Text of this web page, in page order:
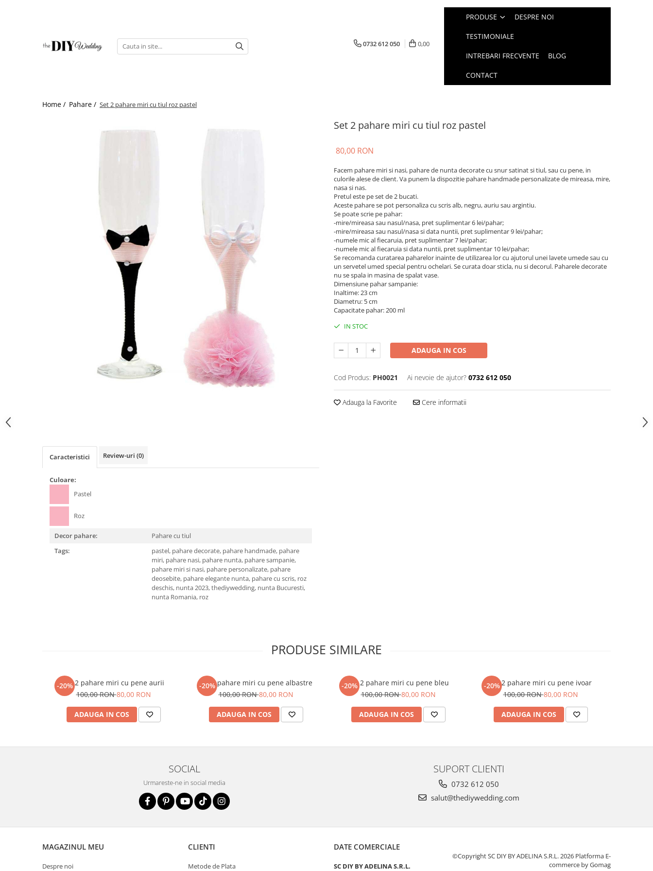
0732 612 050 0,00
PRODUSE DESPRE NOI
TESTIMONIALE
INTREBARI FRECVENTE BLOG
CONTACT
Home / Pahare / Set 2 pahare miri cu tiul roz pastel
Set 2 pahare miri cu tiul roz pastel
80,00 RON
Facem pahare miri si nasi, pahare de nunta decorate cu snur satinat si tiul, sau cu pene, in
culorile alese de client. Va punem la dispozitie pahare handmade personalizate de mireasa, mire,
nasa si nas.
Pretul este pe set de 2 bucati.
Aceste pahare se pot personaliza cu scris alb, negru, auriu sau argintiu.
Se poate scrie pe pahar:
-mire/mireasa sau nasul/nasa, pret suplimentar 6 lei/pahar;
-mire/mireasa sau nasul/nasa si data nuntii, pret suplimentar 9 lei/pahar;
-numele mic al fiecaruia, pret suplimentar 7 lei/pahar;
-numele mic al fiecaruia si data nuntii, pret suplimentar 10 lei/pahar;
Se recomanda curatarea paharelor inainte de utilizarea lor cu ajutorul unei lavete umede sau cu
un servetel umed special pentru ochelari. Se curata doar sticla, nu si decorul. Paharele decorate
nu se spala in masina de spalat vase.
Dimensiune pahar sampanie:
Inaltime: 23 cm
Diametru: 5 cm
Capacitate pahar: 200 ml
IN STOC
ADAUGA IN COS
Cod Produs: PH0021 Ai nevoie de ajutor? 0732 612 050
Adauga la Favorite Cere informatii
Caracteristici Review-uri (0)
Culoare:
Pastel
Roz
Decor pahare:
Pahare cu tiul
Tags:
pastel, pahare decorate, pahare handmade, pahare
miri, pahare nasi, pahare nunta, pahare sampanie,
pahare miri si nasi, pahare personalizate, pahare
deosebite, pahare elegante nunta, pahare cu scris, roz
deschis, nunta 2023,thediywedding, nunta Bucuresti,
nunta Romania, roz
PRODUSE SIMILARE
-20%
Set 2 pahare miri cu pene aurii
100,00 RON80,00 RON
ADAUGA IN COS
-20%
Set 2 pahare miri cu pene albastre
100,00 RON80,00 RON
ADAUGA IN COS
-20%
Set 2 pahare miri cu pene bleu
100,00 RON80,00 RON
ADAUGA IN COS
-20%
Set 2 pahare miri cu pene ivoar
100,00 RON80,00 RON
ADAUGA IN COS
SOCIAL
Urmareste-ne in social media
SUPORT CLIENTI
0732 612 050
salut@thediywedding.com
MAGAZINUL MEU
Despre noi
CLIENTI
Metode de Plata
DATE COMERCIALE
SC DIY BY ADELINA S.R.L.
©Copyright SC DIY BY ADELINA S.R.L. 2026 Platforma E-
commerce by Gomag